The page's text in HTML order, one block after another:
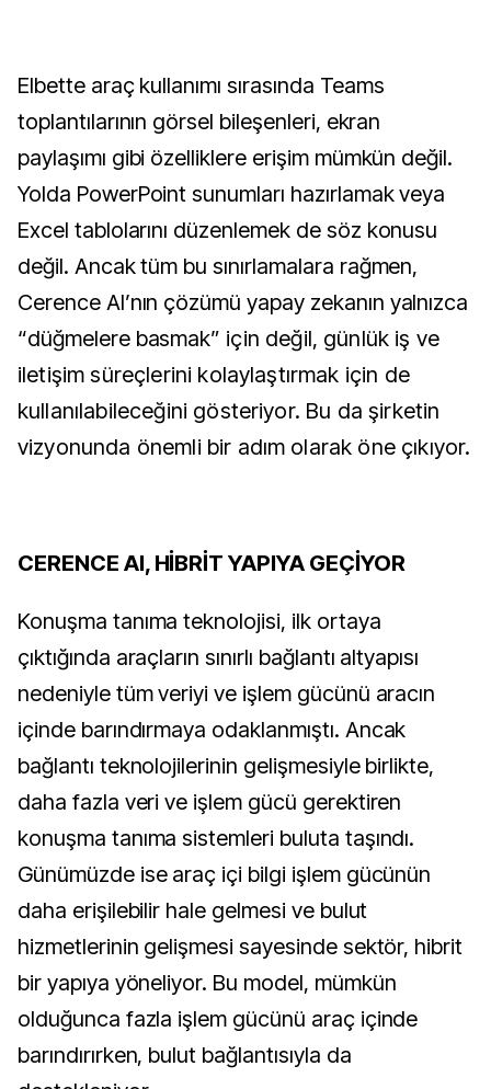
Elbette araç kullanımı sırasında Teams
toplantılarının görsel bileşenleri, ekran
paylaşımı gibi özelliklere erişim mümkün değil.
Yolda PowerPoint sunumları hazırlamak veya
Excel tablolarını düzenlemek de söz konusu
değil. Ancak tüm bu sınırlamalara rağmen,
Cerence AI’nın çözümü yapay zekanın yalnızca
“düğmelere basmak” için değil, günlük iş ve
iletişim süreçlerini kolaylaştırmak için de
kullanılabileceğini gösteriyor. Bu da şirketin
vizyonunda önemli bir adım olarak öne çıkıyor.
CERENCE AI, HİBRİT YAPIYA GEÇİYOR
Konuşma tanıma teknolojisi, ilk ortaya
çıktığında araçların sınırlı bağlantı altyapısı
nedeniyle tüm veriyi ve işlem gücünü aracın
içinde barındırmaya odaklanmıştı. Ancak
bağlantı teknolojilerinin gelişmesiyle birlikte,
daha fazla veri ve işlem gücü gerektiren
konuşma tanıma sistemleri buluta taşındı.
Günümüzde ise araç içi bilgi işlem gücünün
daha erişilebilir hale gelmesi ve bulut
hizmetlerinin gelişmesi sayesinde sektör, hibrit
bir yapıya yöneliyor. Bu model, mümkün
olduğunca fazla işlem gücünü araç içinde
barındırırken, bulut bağlantısıyla da